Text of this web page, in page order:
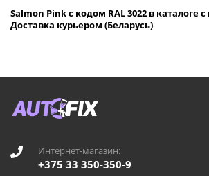
Salmon Pink с кодом RAL 3022 в каталоге
Доставка курьером (Беларусь)
Интернет-магазин:
+375 33 350-350-9